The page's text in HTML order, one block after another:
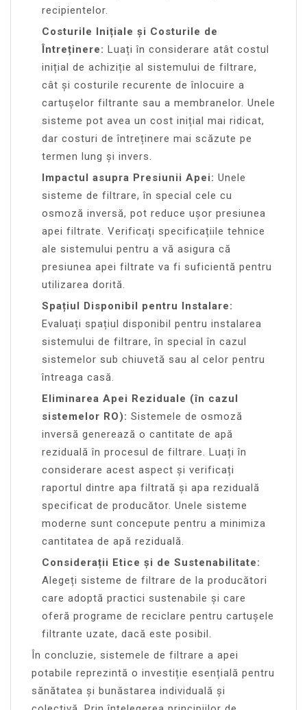
recipientelor.
Costurile Inițiale și Costurile de
Întreținere: Luați în considerare atât costul
inițial de achiziție al sistemului de filtrare,
cât și costurile recurente de înlocuire a
cartușelor filtrante sau a membranelor. Unele
sisteme pot avea un cost inițial mai ridicat,
dar costuri de întreținere mai scăzute pe
termen lung și invers.
Impactul asupra Presiunii Apei: Unele
sisteme de filtrare, în special cele cu
osmoză inversă, pot reduce ușor presiunea
apei filtrate. Verificați specificațiile tehnice
ale sistemului pentru a vă asigura că
presiunea apei filtrate va fi suficientă pentru
utilizarea dorită.
Spațiul Disponibil pentru Instalare:
Evaluați spațiul disponibil pentru instalarea
sistemului de filtrare, în special în cazul
sistemelor sub chiuvetă sau al celor pentru
întreaga casă.
Eliminarea Apei Reziduale (în cazul
sistemelor RO): Sistemele de osmoză
inversă generează o cantitate de apă
reziduală în procesul de filtrare. Luați în
considerare acest aspect și verificați
raportul dintre apa filtrată și apa reziduală
specificat de producător. Unele sisteme
moderne sunt concepute pentru a minimiza
cantitatea de apă reziduală.
Considerații Etice și de Sustenabilitate:
Alegeți sisteme de filtrare de la producători
care adoptă practici sustenabile și care
oferă programe de reciclare pentru cartușele
filtrante uzate, dacă este posibil.
În concluzie, sistemele de filtrare a apei
potabile reprezintă o investiție esențială pentru
sănătatea și bunăstarea individuală și